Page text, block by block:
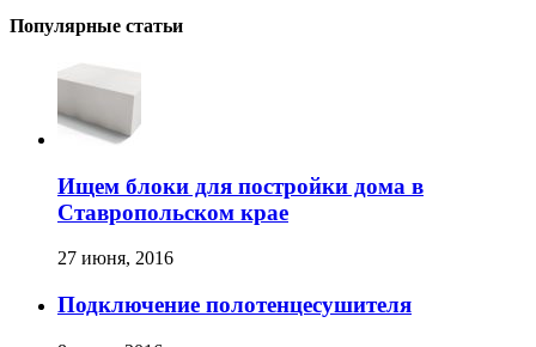
Популярные статьи
Ищем блоки для постройки дома в
Ставропольском крае
27 июня, 2016
Подключение полотенцесушителя